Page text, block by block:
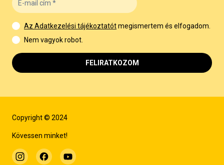
Copyright © 2024
Kövessen minket!
Az Adatkezelési tájékoztatótmegismertem és elfogadom.
Nem vagyok robot.
FELIRATKOZOM